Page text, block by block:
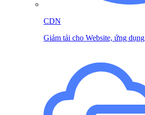
CDN
Giảm tải cho Website, ứng dụng